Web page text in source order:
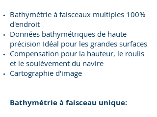
Bathymétrie à faisceaux multiples 100%
d'endroit
Données bathymétriques de haute
précision Idéal pour les grandes surfaces
Compensation pour la hauteur, le roulis
et le soulèvement du navire
Cartographie d'image
Bathymétrie à faisceau unique: